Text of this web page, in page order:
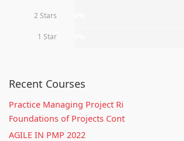
2 Stars
1 Star
Recent Courses
Practice Managing Project Ri
Foundations of Projects Cont
AGILE IN PMP 2022